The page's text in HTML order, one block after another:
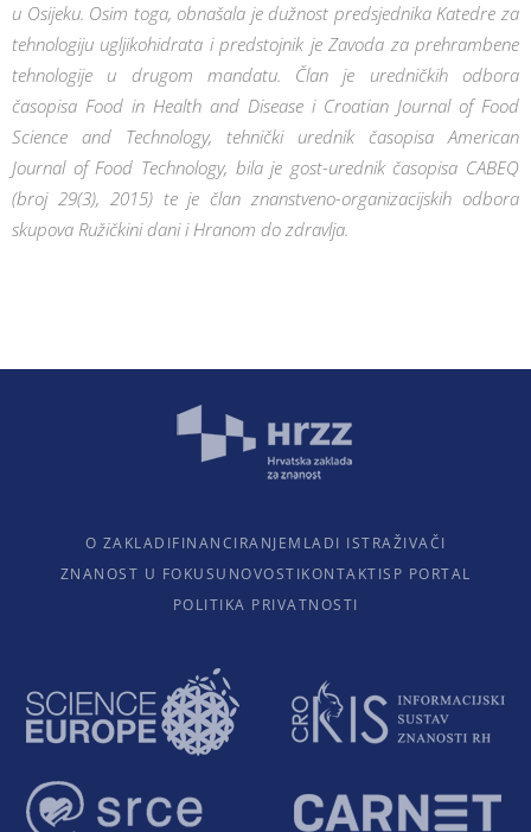
u Osijeku. Osim toga, obnašala je dužnost predsjednika Katedre za
tehnologiju ugljikohidrata i predstojnik je Zavoda za prehrambene
tehnologije u drugom mandatu. Član je uredničkih odbora
časopisa Food in Health and Disease i Croatian Journal of Food
Science and Technology, tehnički urednik časopisa American
Journal of Food Technology, bila je gost-urednik časopisa CABEQ
(broj 29(3), 2015) te je član znanstveno-organizacijskih odbora
skupova Ružičkini dani i Hranom do zdravlja.
O ZAKLADIFINANCIRANJEMLADI ISTRAŽIVAČI
ZNANOST U FOKUSU NOVOSTIKONTAKTISP PORTAL
POLITIKA PRIVATNOSTI